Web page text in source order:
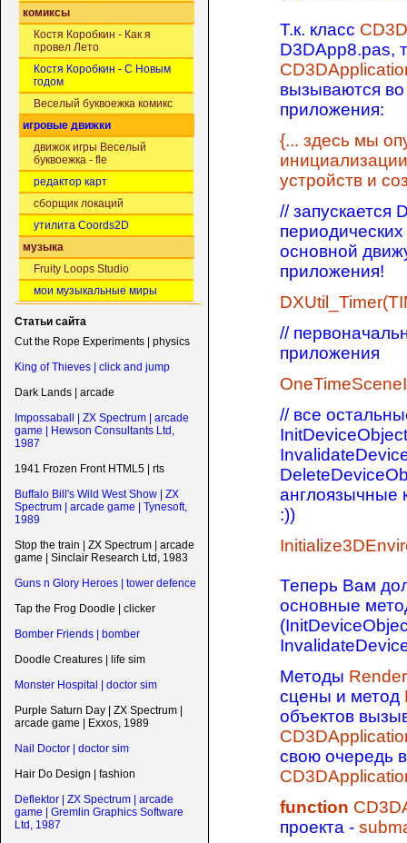
комиксы
Костя Коробкин - Как я
провел Лето
Костя Коробкин - С Новым
годом
Веселый буквоежка комикс
игровые движки
движок игры Веселый
буквоежка - fle
редактор карт
сборщик локаций
утилита Coords2D
музыка
Fruity Loops Studio
мои музыкальные миры
Статьи сайта
Cut the Rope Experiments | physics
King of Thieves | click and jump
Dark Lands | arcade
Impossaball | ZX Spectrum | arcade
game | Hewson Consultants Ltd,
1987
1941 Frozen Front HTML5 | rts
Buffalo Bill's Wild West Show | ZX
Spectrum | arcade game | Tynesoft,
1989
Stop the train | ZX Spectrum | arcade
game | Sinclair Research Ltd, 1983
Guns n Glory Heroes | tower defence
Tap the Frog Doodle | clicker
Bomber Friends | bomber
Doodle Creatures | life sim
Monster Hospital | doctor sim
Purple Saturn Day | ZX Spectrum |
arcade game | Exxos, 1989
Nail Doctor | doctor sim
Hair Do Design | fashion
Deflektor | ZX Spectrum | arcade
game | Gremlin Graphics Software
Ltd, 1987
Т.к. класс
D3DApp8.pas,
вызываются
приложения:
{... здесь мы
устройств и
// запускается
основной
приложения!
//
приложения
// все
англоязычные
:))
Теперь Вам
основные
Методы
сцены и метод
объектов
свою очередь
function
проекта -